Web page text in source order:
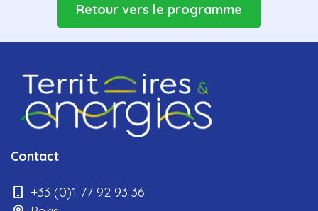
Retour vers le programme
Contact
+33 (0)1 77 92 93 36